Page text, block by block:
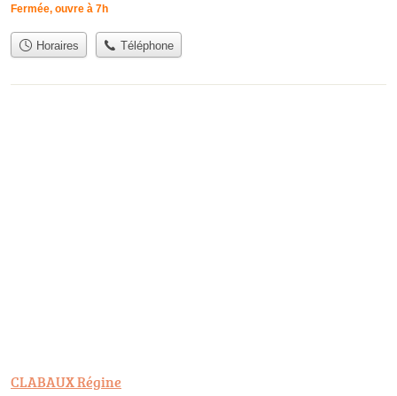
Fermée, ouvre à 7h
Horaires Téléphone
CLABAUX Régine